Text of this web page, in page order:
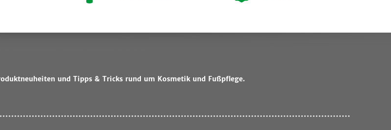
und Tipps & Tricks rund um Kosmetik und Fußpflege.